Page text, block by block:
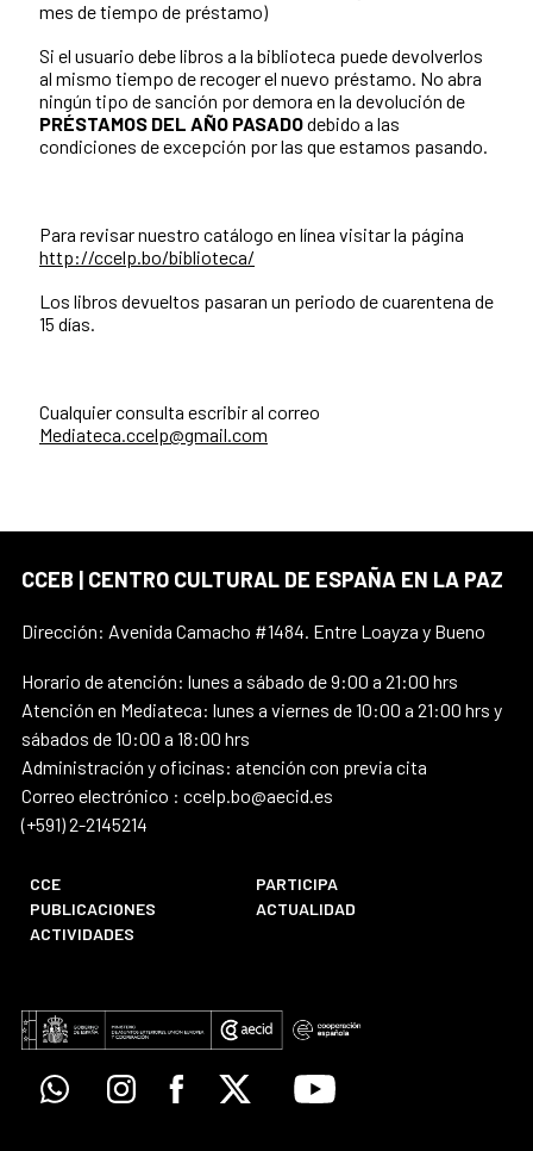
mes de tiempo de préstamo)
Si el usuario debe libros a la biblioteca puede devolverlos
al mismo tiempo de recoger el nuevo préstamo. No abra
ningún tipo de sanción por demora en la devolución de
PRÉSTAMOS DEL AÑO PASADOdebido a las
condiciones de excepción por las que estamos pasando.
Para revisar nuestro catálogo en línea visitar la página
http://ccelp.bo/biblioteca/
Los libros devueltos pasaran un periodo de cuarentena de
15 días.
Cualquier consulta escribir al correo
Mediateca.ccelp@gmail.com
CCEB | CENTRO CULTURAL DE ESPAÑA EN LA PAZ
Dirección: Avenida Camacho #1484. Entre Loayza y Bueno
Horario de atención: lunes a sábado de 9:00 a 21:00 hrs
Atención en Mediateca: lunes a viernes de 10:00 a 21:00 hrs y
sábados de 10:00 a 18:00 hrs
Administración y oficinas: atención con previa cita
Correo electrónico : ccelp.bo@aecid.es
(+591) 2-2145214
CCE
PARTICIPA
PUBLICACIONES
ACTUALIDAD
ACTIVIDADES
WhatsappInstagramFacebook
X Youtube